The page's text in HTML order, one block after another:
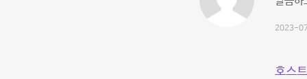
2023-
호스